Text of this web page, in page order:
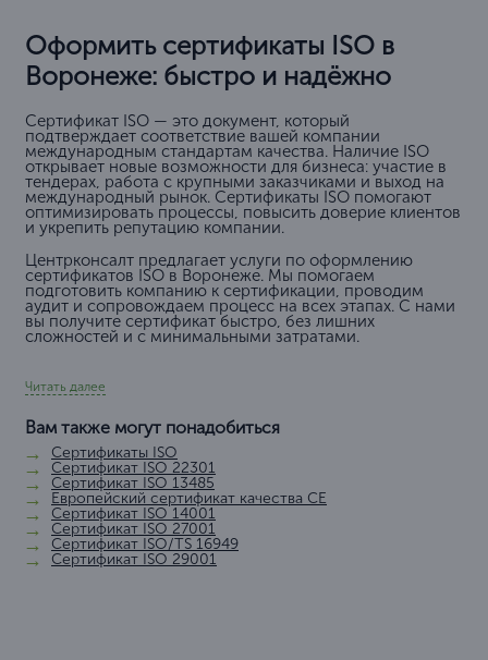
Оформить сертификаты ISO в
Воронеже: быстро и надёжно
Сертификат ISO — это документ, который
подтверждает соответствие вашей компании
международным стандартам качества. Наличие ISO
открывает новые возможности для бизнеса: участие в
тендерах, работа с крупными заказчиками и выход на
международный рынок. Сертификаты ISO помогают
оптимизировать процессы, повысить доверие клиентов
и укрепить репутацию компании.
Центрконсалт предлагает услуги по оформлению
сертификатов ISO в Воронеже. Мы помогаем
подготовить компанию к сертификации, проводим
аудит и сопровождаем процесс на всех этапах. С нами
вы получите сертификат быстро, без лишних
сложностей и с минимальными затратами.
Читать далее
Вам также могут понадобиться
Сертификаты ISO
Сертификат ISO 22301
Сертификат ISO 13485
Европейский сертификат качества СЕ
Сертификат ISO 14001
Сертификат ISO 27001
Сертификат ISO/TS 16949
Сертификат ISO 29001